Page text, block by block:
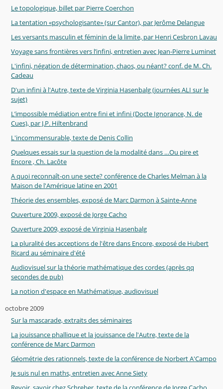
Le topologique, billet par Pierre Coerchon
La tentation «psychologisante» (sur Cantor), par Jerôme Delangue
Les versants masculin et féminin de la limite, par Henri Cesbron Lavau
Voyage sans frontières vers l’infini, entretien avec Jean-Pierre Luminet
L'infini, négation de détermination, chaos, ou néant? conf. de M. Ch.
Cadeau
D'un infini à l'Autre, texte de Virginia Hasenbalg (journées ALI sur le
sujet)
L’impossible médiation entre fini et infini (Docte Ignorance, N. de
Cues), par J.P. Hiltenbrand
L'incommensurable, texte de Denis Collin
Quelques essais sur la question de la modalité dans …Ou pire et
Encore , Ch. Lacôte
A quoi reconnaît-on une secte? conférence de Charles Melman à la
Maison de l'Amérique latine en 2001
Théorie des ensembles, exposé de Marc Darmon à Sainte-Anne
Ouverture 2009, exposé de Jorge Cacho
Ouverture 2009, exposé de Virginia Hasenbalg
La pluralité des acceptions de l'être dans Encore, exposé de Hubert
Ricard au séminaire d'été
Audiovisuel sur la théorie mathématique des cordes (après qq
secondes de pub)
La notion d'espace en Mathématique, audiovisuel
octobre 2009
Sur la mascarade, extraits des séminaires
La jouissance phallique et la jouissance de l'Autre, texte de la
conférence de Marc Darmon
Géométrie des rationnels, texte de la conférence de Norbert A'Campo
Je suis nul en maths, entretien avec Anne Siety